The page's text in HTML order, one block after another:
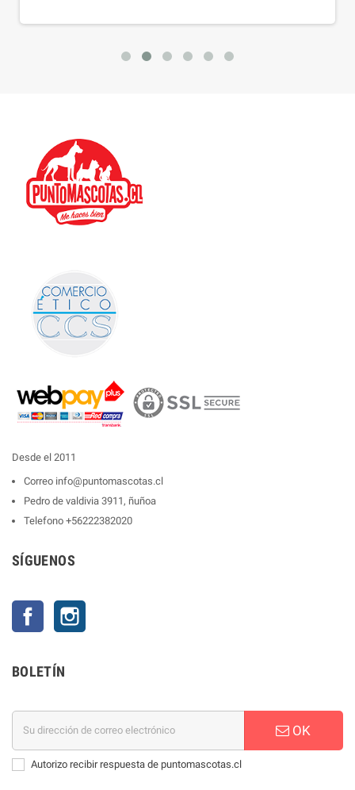
Desde el 2011
Correo info@puntomascotas.cl
Pedro de valdivia 3911, ñuñoa
Telefono +56222382020
SÍGUENOS
Facebook
BOLETÍN
OK
Autorizo recibir respuesta de puntomascotas.cl